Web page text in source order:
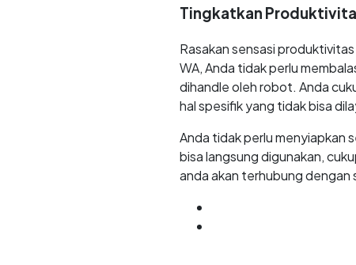
Tingkatkan
Rasakan sensasi
WA, Anda tidak perlu
dihandle oleh robot. Anda
hal spesifik yang tidak bisa
Anda tidak perlu menyiapkan
bisa langsung digunakan,
anda akan terhubung dengan